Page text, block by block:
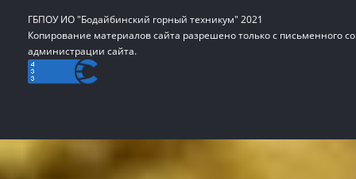
ГБПОУ ИО "Бодайбинский горный техникум" 2021
Копирование материалов сайта разрешено только с письменного
администрации сайта.